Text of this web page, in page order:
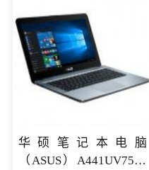
华硕笔记本电脑
（ASUS）A441UV7500